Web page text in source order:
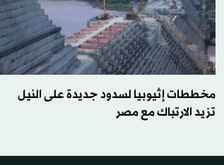
مخططات إثيوبيا لسدود جديدة على النيل
تزيد الارتباك مع مصر